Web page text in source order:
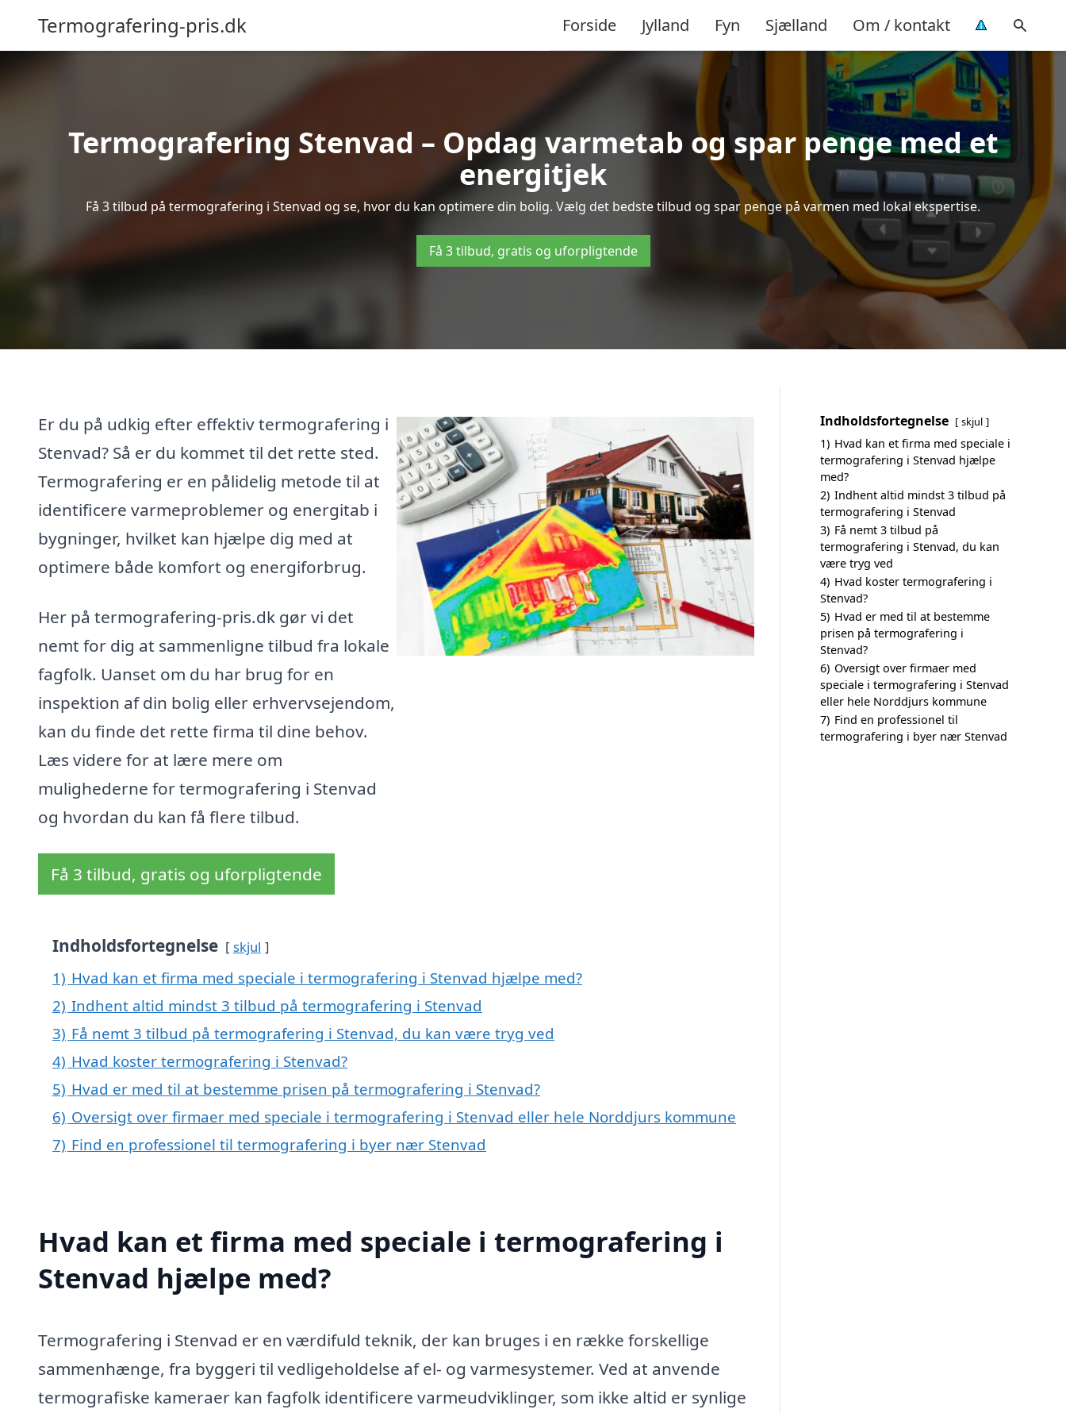
Termografering-pris.dk Forside Jylland Fyn Sjælland Om / kontakt
Termografering Stenvad – Opdag varmetab og spar penge med et
energitjek
Få 3 tilbud på termografering i Stenvad og se, hvor du kan optimere din bolig. Vælg det bedste tilbud og spar penge på varmen med lokal ekspertise.
Få 3 tilbud, gratis og uforpligtende
Er du på udkig efter effektiv termografering i
Stenvad? Så er du kommet til det rette sted.
Termografering er en pålidelig metode til at
identificere varmeproblemer og energitab i
bygninger, hvilket kan hjælpe dig med at
optimere både komfort og energiforbrug.
Her på termografering-pris.dk gør vi det
nemt for dig at sammenligne tilbud fra lokale
fagfolk. Uanset om du har brug for en
inspektion af din bolig eller erhvervsejendom,
kan du finde det rette firma til dine behov.
Læs videre for at lære mere om
mulighederne for termografering i Stenvad
og hvordan du kan få flere tilbud.
Få 3 tilbud, gratis og uforpligtende
Indholdsfortegnelse skjul
1) Hvad kan et firma med speciale i termografering i Stenvad hjælpe med?
2) Indhent altid mindst 3 tilbud på termografering i Stenvad
3) Få nemt 3 tilbud på termografering i Stenvad, du kan være tryg ved
4) Hvad koster termografering i Stenvad?
5) Hvad er med til at bestemme prisen på termografering i Stenvad?
6) Oversigt over firmaer med speciale i termografering i Stenvad eller hele Norddjurs kommune
7) Find en professionel til termografering i byer nær Stenvad
Hvad kan et firma med speciale i termografering i
Stenvad hjælpe med?
Termografering i Stenvad er en værdifuld teknik, der kan bruges i en række forskellige
sammenhænge, fra byggeri til vedligeholdelse af el- og varmesystemer. Ved at anvende
termografiske kameraer kan fagfolk identificere varmeudviklinger, som ikke altid er synlige
Indholdsfortegnelse skjul
1) Hvad kan et firma med speciale i
termografering i Stenvad hjælpe
med?
2) Indhent altid mindst 3 tilbud på
termografering i Stenvad
3) Få nemt 3 tilbud på
termografering i Stenvad, du kan
være tryg ved
4) Hvad koster termografering i
Stenvad?
5) Hvad er med til at bestemme
prisen på termografering i
Stenvad?
6) Oversigt over firmaer med
speciale i termografering i Stenvad
eller hele Norddjurs kommune
7) Find en professionel til
termografering i byer nær Stenvad